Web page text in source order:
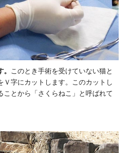
このとき手術を受けていない猫と
Ｖ字にカットします。このカットし
ことから「さくらねこ」と呼ばれて